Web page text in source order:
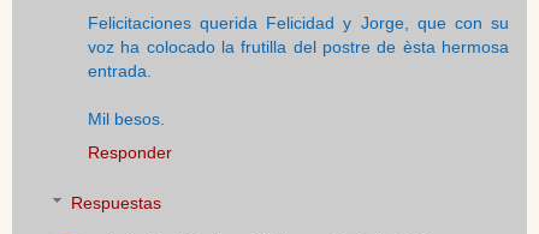
Felicitaciones querida Felicidad y Jorge, que con su
voz ha colocado la frutilla del postre de èsta hermosa
entrada.
Mil besos.
Responder
Respuestas